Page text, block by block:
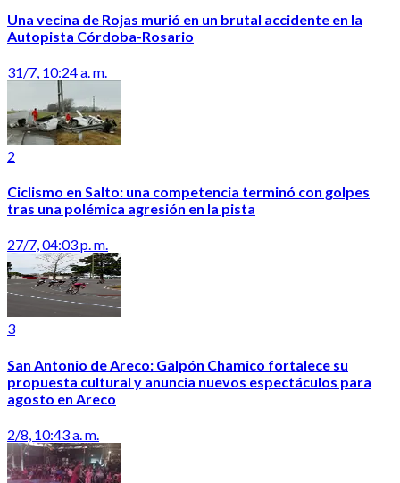
Una vecina de Rojas murió en un brutal accidente en la
Autopista Córdoba-Rosario
31/7, 10:24 a. m.
2
Ciclismo en Salto: una competencia terminó con golpes
tras una polémica agresión en la pista
27/7, 04:03 p. m.
3
San Antonio de Areco: Galpón Chamico fortalece su
propuesta cultural y anuncia nuevos espectáculos para
agosto en Areco
2/8, 10:43 a. m.